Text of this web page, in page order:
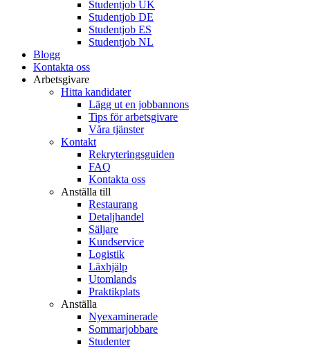
Studentjob UK
Studentjob DE
Studentjob ES
Studentjob NL
Blogg
Kontakta oss
Arbetsgivare
Hitta kandidater
Lägg ut en jobbannons
Tips för arbetsgivare
Våra tjänster
Kontakt
Rekryteringsguiden
FAQ
Kontakta oss
Anställa till
Restaurang
Detaljhandel
Säljare
Kundservice
Logistik
Läxhjälp
Utomlands
Praktikplats
Anställa
Nyexaminerade
Sommarjobbare
Studenter